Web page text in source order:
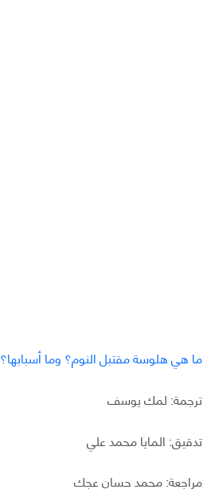
ما هي هلوسة مقتبل النوم؟ وما أسبابها؟
ترجمة: لمك يوسف
تدقيق: المايا محمد علي
مراجعة: محمد حسان عجك